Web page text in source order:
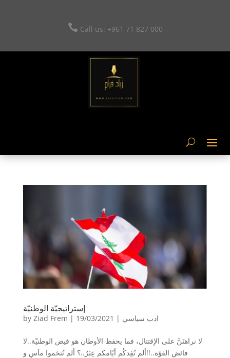
 Call us: +961 71 827 000
إستراتيجيّة الوطنيّة
by Ziad Frem | 19/03/2021 | ادب سياسي
لا نراهنَنَّ على الإقتتال، فما يحفظ الأوطان هو فيض الوطنيّة..لا
فائض القوّة..!!ألم تُفِدكُم أيّامكم عِبَرُ..؟ ألم تُتخموا مآسٍ و